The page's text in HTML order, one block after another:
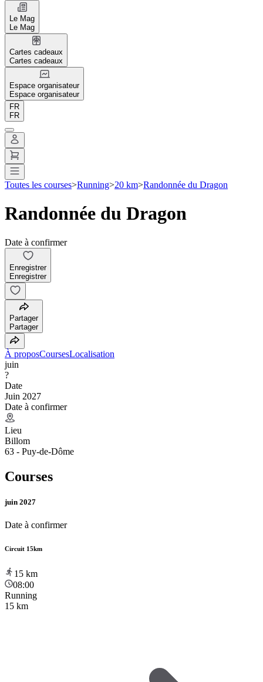
Le Mag
Le Mag
Cartes cadeaux
Cartes cadeaux
Espace organisateur
Espace organisateur
FR
FR
Toutes les courses>Running>20 km>Randonnée du Dragon
Randonnée du Dragon
Date à confirmer
Enregistrer
Enregistrer
Partager
Partager
À proposCoursesLocalisation
juin
?
Date
Juin 2027
Date à confirmer
Lieu
Billom
63 - Puy-de-Dôme
Courses
juin 2027
Date à confirmer
Circuit 15km
15 km
08:00
Running
15 km